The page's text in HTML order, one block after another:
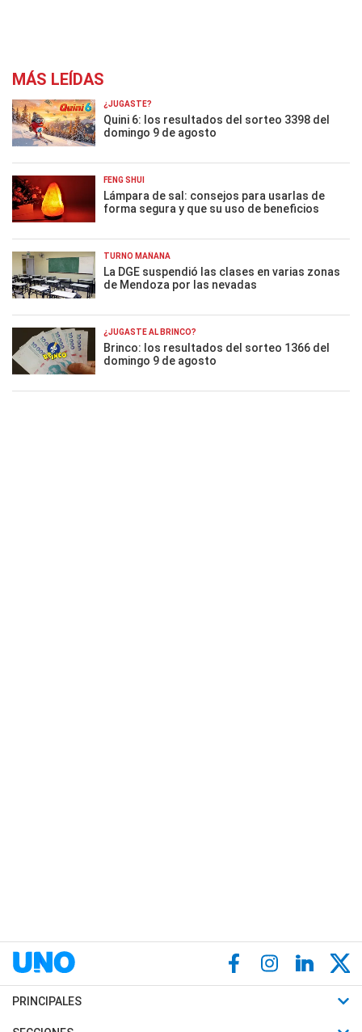
MÁS LEÍDAS
¿JUGASTE?
Quini 6: los resultados del sorteo 3398 del
domingo 9 de agosto
FENG SHUI
Lámpara de sal: consejos para usarlas de
forma segura y que su uso de beneficios
TURNO MAÑANA
La DGE suspendió las clases en varias zonas
de Mendoza por las nevadas
¿JUGASTE AL BRINCO?
Brinco: los resultados del sorteo 1366 del
domingo 9 de agosto
PRINCIPALES